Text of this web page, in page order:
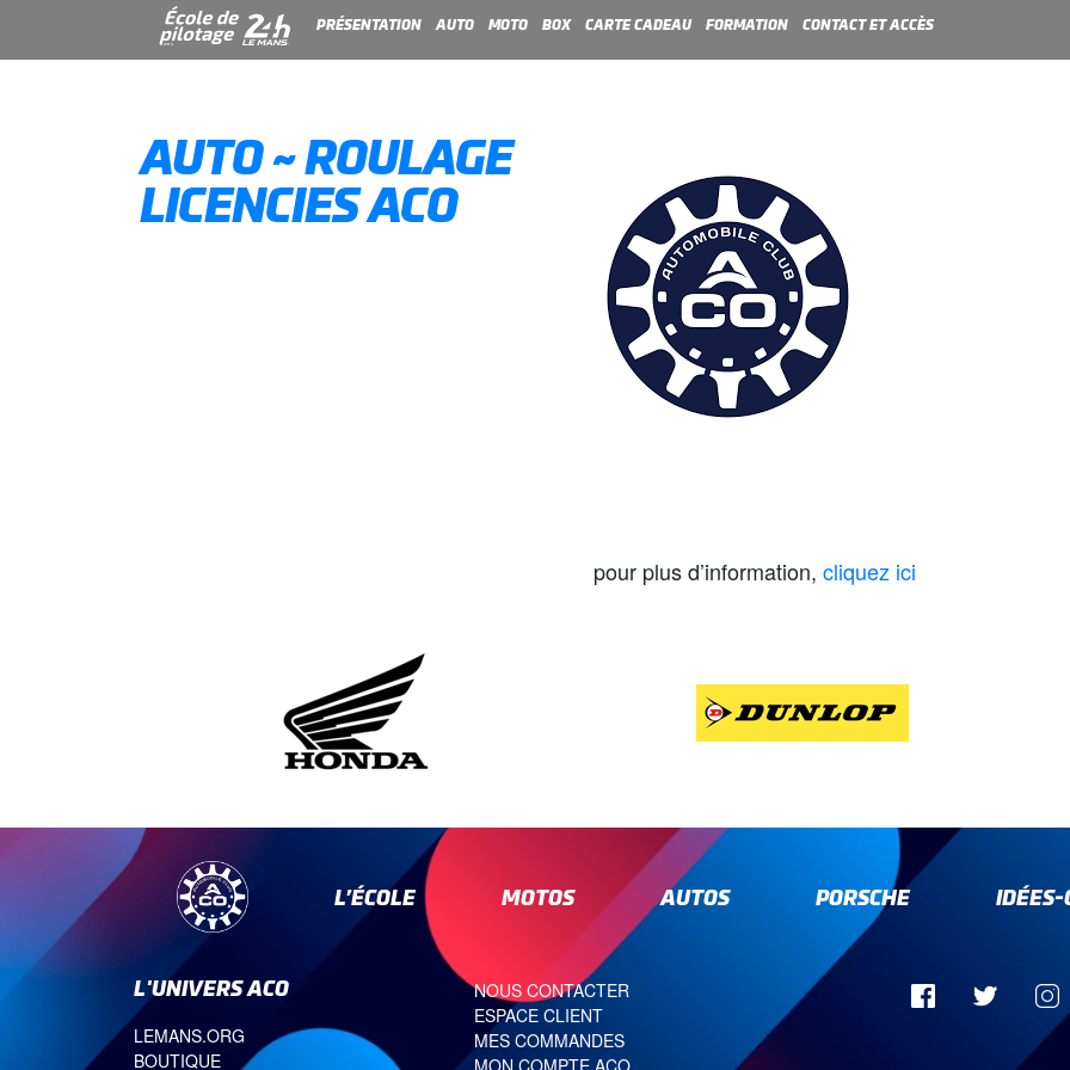
PRÉSENTATION AUTO MOTO BOX CARTE CADEAU FORMATION CONTACT ET ACCÈS
AUTO ~ ROULAGE
LICENCIES ACO
pour plus d’information, cliquez ici
L’ÉCOLE MOTOS AUTOS PORSCHE
L'UNIVERS ACO
LEMANS.ORG
BOUTIQUE
NOUS CONTACTER
ESPACE CLIENT
MES COMMANDES
MON COMPTE ACO